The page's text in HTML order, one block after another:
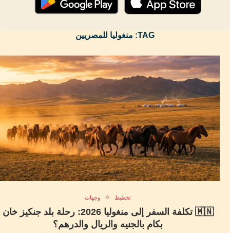
TAG: منغوليا للمصريين
تخطيط وجهات
🇲🇳 تكلفة السفر إلى منغوليا 2026: رحلة بلد جنكيز خان
بكام بالجنيه والريال والدرهم؟